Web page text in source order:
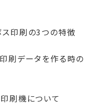
ス印刷の3つの特徴
刷データを作る時の
刷機について